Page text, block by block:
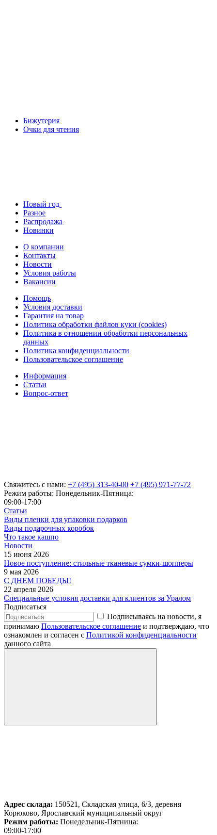
Бижутерия
Очки для чтения
Новый год
Разное
Распродажа
Новинки
О компании
Контакты
Новости
Условия работы
Вакансии
Помощь
Условия доставки
Гарантия на товар
Политика обработки файлов куки (cookies)
Политика в отношении обработки персональных
данных
Политика конфиденциальности
Пользовательское соглашение
Информация
Статьи
Вопрос-ответ
Свяжитесь с нами: +7 (495) 313-40-00 +7 (495) 971-77-72
Режим работы: Понедельник-Пятница:
09:00-17:00
Статьи
Виды пленки для упаковки подарков
Виды подарочных коробок
Что такое кашпо
Новости
15 июня 2026
Новое поступление: стильные тканевые сумки-шопперы
9 мая 2026
С ДНЕМ ПОБЕДЫ!
22 апреля 2026
Специальные условия доставки для клиентов за Уралом
Подписаться
Подписываясь на новости, я
принимаю Пользовательское соглашение и подтверждаю, что
ознакомлен и согласен с Политикой конфиденциальности
данного сайта
Адрес склада: 150521, Складская улица, 6/3, деревня
Корюково, Ярославский муниципальный округ
Режим работы: Понедельник-Пятница:
09:00-17:00